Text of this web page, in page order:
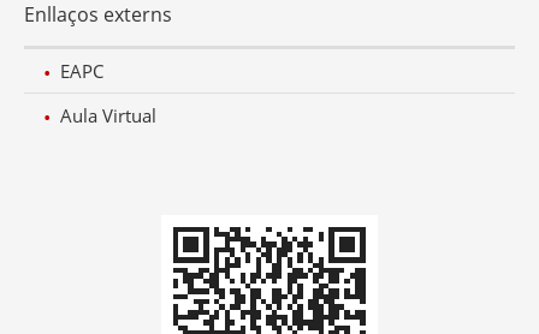
Enllaços externs
EAPC
Aula Virtual